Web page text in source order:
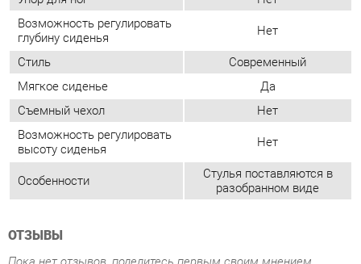
Возможность регулировать
высоту сиденья
Особенности
Стулья поставляются в
разобранном виде
ОТЗЫВЫ
Пока нет отзывов, поделитесь первым своим мнением.
ДОБАВИТЬ ОТЗЫВ
ПОХОЖИЕ ТОВАРЫ